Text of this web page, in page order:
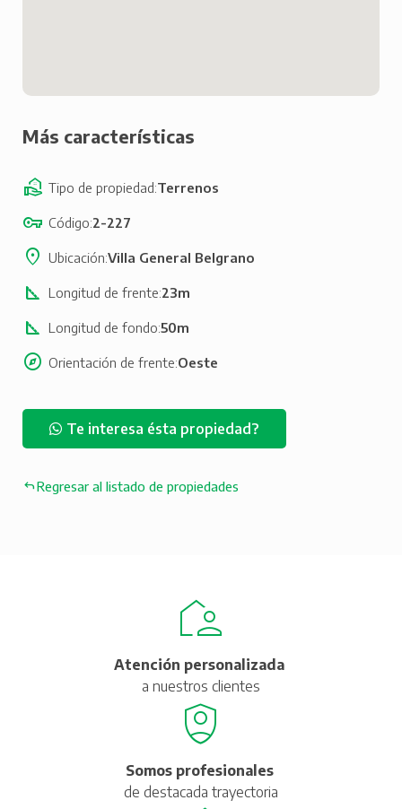
Más características
Tipo de propiedad Terrenos
Código 2-227
Ubicación Villa General Belgrano
Longitud de frente 23m
Longitud de fondo 50m
Orientación de frente Oeste
Te interesa ésta propiedad?
Regresar al listado de propiedades
Atención personalizada
a nuestros clientes
Somos profesionales
de destacada trayectoria